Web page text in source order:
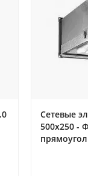
Сетевые
500x250 -